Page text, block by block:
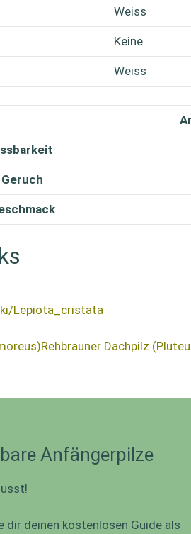
Weiss
Keine
Weiss
Geruch
Lepiota_cristata
Rehbrauner Dachpilz
Anfängerpilze
dir deinen kostenlosen Guide als